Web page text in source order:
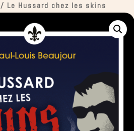
/ Le Hussard chez les skins